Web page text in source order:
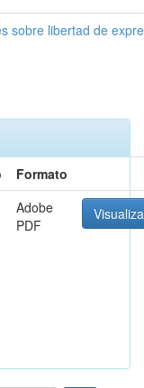
sobre libertad de
Formato
Adobe
PDF